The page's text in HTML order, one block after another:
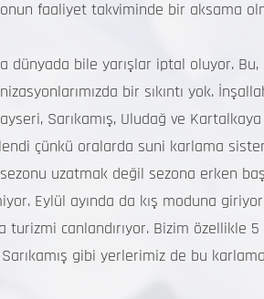
faaliyet takviminde bir aksama
dünyada bile yarışlar iptal oluyor.
bir sıkıntı yok.
Sarıkamış, Uludağ ve
çünkü oralarda suni karlama
uzatmak değil sezona erken
Eylül ayında da kış moduna
turizmi canlandırıyor. Bizim özellikle
gibi yerlerimiz de bu